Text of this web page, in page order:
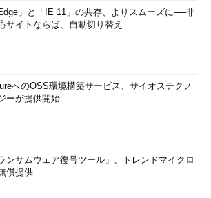
Edge」と「IE 11」の共存、よりスムーズに──非
サイトならば、自動切り替え
へのOSS環境構築サービス、サイオステクノ
ーが提供開始
ランサムウェア復号ツール」、トレンドマイクロ
償提供